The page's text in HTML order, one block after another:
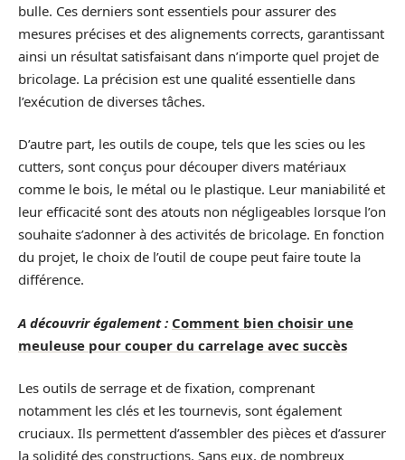
bulle. Ces derniers sont essentiels pour assurer des
mesures précises et des alignements corrects, garantissant
ainsi un résultat satisfaisant dans n’importe quel projet de
bricolage. La précision est une qualité essentielle dans
l’exécution de diverses tâches.
D’autre part, les outils de coupe, tels que les scies ou les
cutters, sont conçus pour découper divers matériaux
comme le bois, le métal ou le plastique. Leur maniabilité et
leur efficacité sont des atouts non négligeables lorsque l’on
souhaite s’adonner à des activités de bricolage. En fonction
du projet, le choix de l’outil de coupe peut faire toute la
différence.
A découvrir également : Comment bien choisir une
meuleuse pour couper du carrelage avec succès
Les outils de serrage et de fixation, comprenant
notamment les clés et les tournevis, sont également
cruciaux. Ils permettent d’assembler des pièces et d’assurer
la solidité des constructions. Sans eux, de nombreux